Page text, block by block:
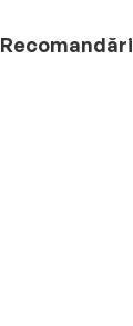
Recomandări